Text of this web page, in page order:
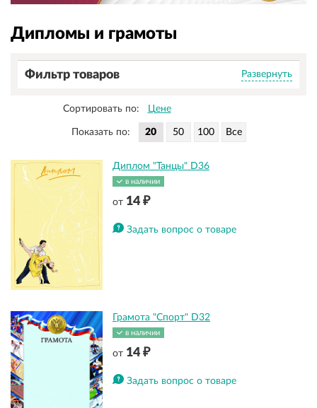
Дипломы и грамоты
Фильтр товаров Развернуть
Сортировать по: Цене
Показать по:
Диплом "Танцы" D36
в наличии
от14 ₽
Задать вопрос о товаре
Грамота "Спорт" D32
в наличии
от14 ₽
Задать вопрос о товаре